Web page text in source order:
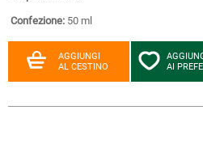
Confezione: 50 ml
AGGIUNGI
AL CESTINO
AI